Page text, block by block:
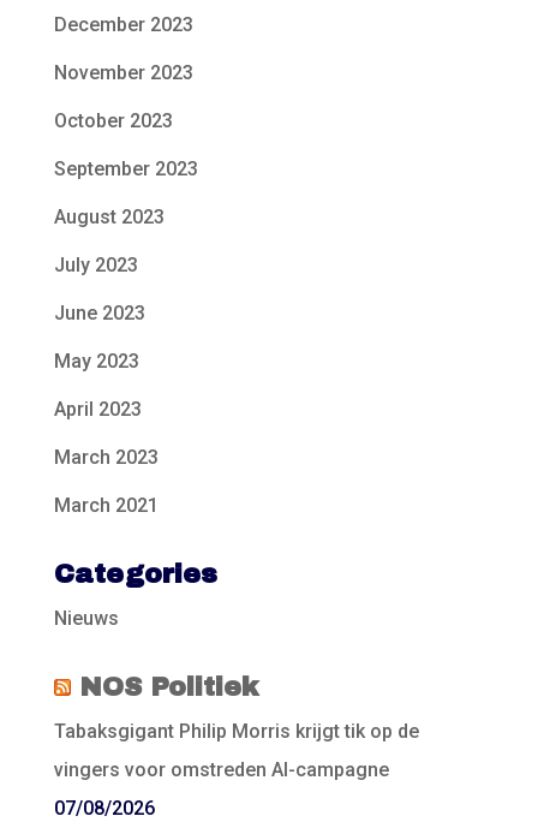
December 2023
November 2023
October 2023
September 2023
August 2023
July 2023
June 2023
May 2023
April 2023
March 2023
March 2021
Categories
Nieuws
NOS Politiek
Tabaksgigant Philip Morris krijgt tik op de
vingers voor omstreden AI-campagne
07/08/2026